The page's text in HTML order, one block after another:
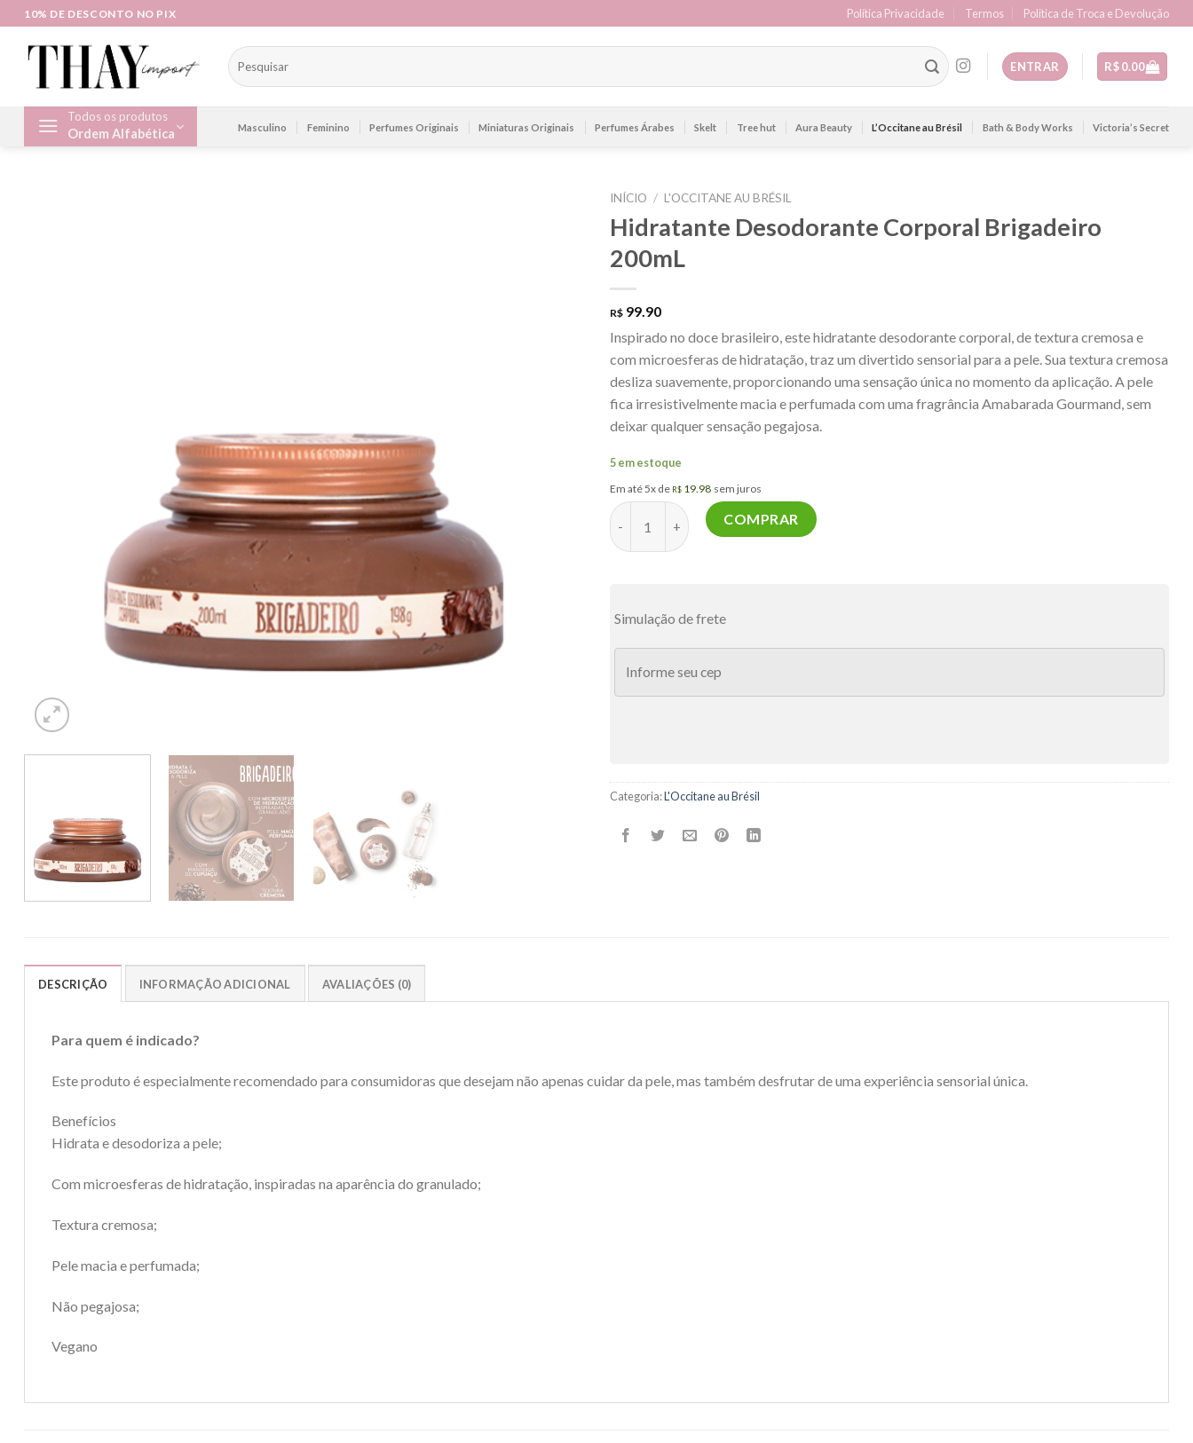
Skip
to
content
10% DE DESCONTO NO PIX Política Privacidade Termos Politica de Troca e Devolução
Pesquisar
por:
ENTRAR R$0.00
Todos os produtos
Ordem Alfabética Masculino Feminino Perfumes Originais Miniaturas Originais Perfumes Árabes Skelt Tree hut Aura Beauty L’Occitane au Brésil Bath & Body Works Victoria’s Secret
INÍCIO / L'OCCITANE AU BRÉSIL
Hidratante Desodorante Corporal Brigadeiro
200mL
R$ 99.90
Inspirado no doce brasileiro, este hidratante desodorante corporal, de textura cremosa e
com microesferas de hidratação, traz um divertido sensorial para a pele. Sua textura cremosa
desliza suavemente, proporcionando uma sensação única no momento da aplicação. A pele
fica irresistivelmente macia e perfumada com uma fragrância Amabarada Gourmand, sem
deixar qualquer sensação pegajosa.
5 em estoque
Em até 5x de R$ 19.98 sem juros
Hidratante Desodorante Corporal Brigadeiro 200mL quantidade
COMPRAR
Simulação de frete
Categoria:L'Occitane au Brésil
DESCRIÇÃO INFORMAÇÃO ADICIONAL AVALIAÇÕES (0)
Para quem é indicado?
Este produto é especialmente recomendado para consumidoras que desejam não apenas cuidar da pele, mas também desfrutar de uma experiência sensorial única.
Benefícios
Hidrata e desodoriza a pele;
Com microesferas de hidratação, inspiradas na aparência do granulado;
Textura cremosa;
Pele macia e perfumada;
Não pegajosa;
Vegano